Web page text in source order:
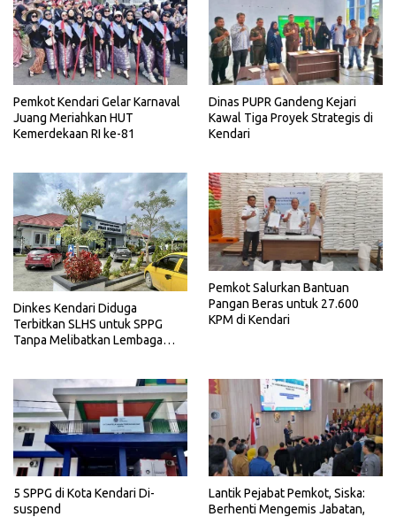
Pemkot Kendari Gelar Karnaval
Juang Meriahkan HUT
Kemerdekaan RI ke-81
Dinas PUPR Gandeng Kejari
Kawal Tiga Proyek Strategis di
Kendari
Dinkes Kendari Diduga
Terbitkan SLHS untuk SPPG
Tanpa Melibatkan Lembaga
Pemkot Salurkan Bantuan
Pangan Beras untuk 27.600
KPM di Kendari
5 SPPG di Kota Kendari Di-
suspend
Lantik Pejabat Pemkot, Siska:
Berhenti Mengemis Jabatan,